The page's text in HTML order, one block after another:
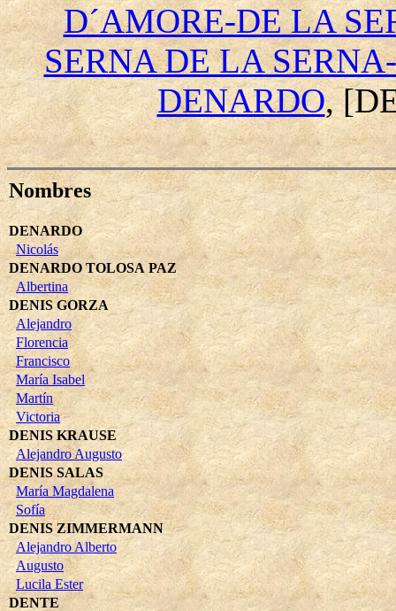
D´AMORE-DE LA
SERNA DE LA
DENARDO,
Nombres
DENARDO
Nicolás
DENARDO TOLOSA PAZ
Albertina
DENIS GORZA
Alejandro
Florencia
Francisco
María Isabel
Martín
Victoria
DENIS KRAUSE
Alejandro Augusto
DENIS SALAS
María Magdalena
Sofía
DENIS ZIMMERMANN
Alejandro Alberto
Augusto
Lucila Ester
DENTE